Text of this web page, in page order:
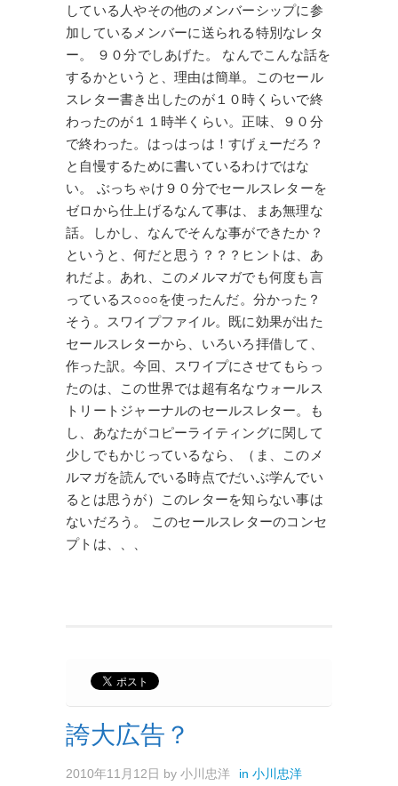
している人やその他のメンバーシップに参
加しているメンバーに送られる特別なレタ
ー。 ９０分でしあげた。 なんでこんな話を
するかというと、理由は簡単。このセール
スレター書き出したのが１０時くらいで終
わったのが１１時半くらい。正味、９０分
で終わった。はっはっは！すげぇーだろ？
と自慢するために書いているわけではな
い。 ぶっちゃけ９０分でセールスレターを
ゼロから仕上げるなんて事は、まあ無理な
話。しかし、なんでそんな事ができたか？
というと、何だと思う？？？ヒントは、あ
れだよ。あれ、このメルマガでも何度も言
っているス○○○を使ったんだ。分かった？
そう。スワイプファイル。既に効果が出た
セールスレターから、いろいろ拝借して、
作った訳。今回、スワイプにさせてもらっ
たのは、この世界では超有名なウォールス
トリートジャーナルのセールスレター。も
し、あなたがコピーライティングに関して
少しでもかじっているなら、（ま、このメ
ルマガを読んでいる時点でだいぶ学んでい
るとは思うが）このレターを知らない事は
ないだろう。 このセールスレターのコンセ
プトは、、、
誇大広告？
2010年11月12日 by 小川忠洋 in 小川忠洋